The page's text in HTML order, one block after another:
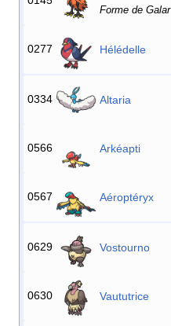
Forme de Galar
0277 Hélédelle
0334 Altaria
0566 Arkéapti
0567 Aéroptéryx
0629 Vostourno
0630 Vaututrice